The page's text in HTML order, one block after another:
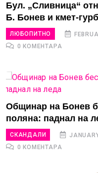
Бул. „Сливница“
Б. Бонев и кмет-
ЛЮБОПИТНО
0 КОМЕНТАРА
Общинар на Бонев
поляна: паднал на
СКАНДАЛИ
0 КОМЕНТАРА